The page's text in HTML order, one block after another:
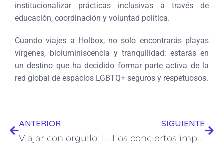
institucionalizar prácticas inclusivas a través de
educación, coordinación y voluntad política.
Cuando viajes a Holbox, no solo encontrarás playas
vírgenes, bioluminiscencia y tranquilidad: estarás en
un destino que ha decidido formar parte activa de la
red global de espacios LGBTQ+ seguros y respetuosos.
ANTERIOR
Viajar con orgullo: los mejores hoteles LGBTQ+ inclusivos en el mundo
SIGUIENTE
Los conciertos imperdibles en México para la segunda mitad de 2025